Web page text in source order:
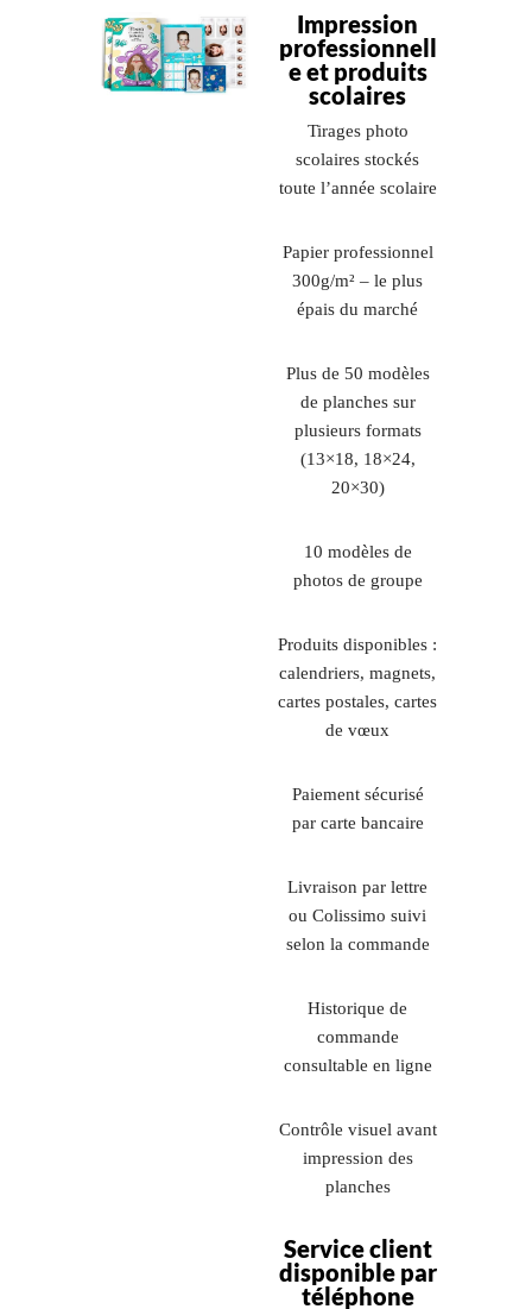
Impression
professionnell
e et produits
scolaires
Tirages photo
scolaires stockés
toute l’année scolaire
Papier professionnel
300g/m² – le plus
épais du marché
Plus de 50 modèles
de planches sur
plusieurs formats
(13×18, 18×24,
20×30)
10 modèles de
photos de groupe
Produits disponibles :
calendriers, magnets,
cartes postales, cartes
de vœux
Paiement sécurisé
par carte bancaire
Livraison par lettre
ou Colissimo suivi
selon la commande
Historique de
commande
consultable en ligne
Contrôle visuel avant
impression des
planches
Service client
disponible par
téléphone